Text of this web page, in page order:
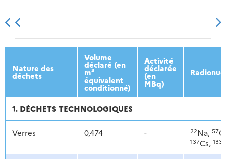
2013 2014 2015 2016
Nature des
déchets
Volume
déclaré (en
m³
équivalent
conditionné)
Activité
déclarée
(en
MBq)
1. DÉCHETS TECHNOLOGIQUES
Verres 0,474 - 22Na, 57
137Cs, 133